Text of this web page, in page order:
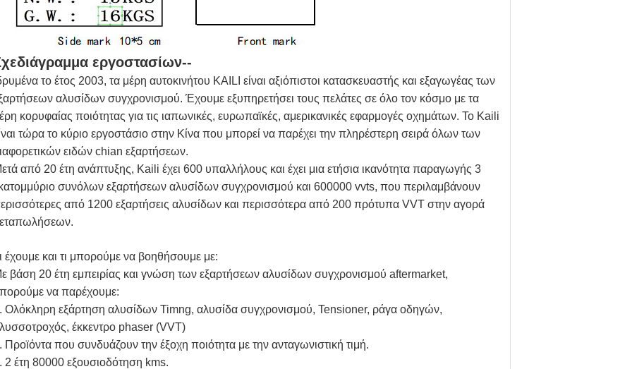
εργοστασίων--
το έτος 2003, τα μέρη αυτοκινήτου KAILI είναι αξιόπιστοι κατασκευαστής και εξαγωγέας των
αλυσίδων συγχρονισμού. Έχουμε εξυπηρετήσει τους πελάτες σε όλο τον κόσμο με τα
κορυφαίας ποιότητας για τις ιαπωνικές, ευρωπαϊκές, αμερικανικές εφαρμογές οχημάτων. Το Kaili
τώρα το κύριο εργοστάσιο στην Κίνα που μπορεί να παρέχει την πληρέστερη σειρά όλων των
ειδών chian εξαρτήσεων.
από 20 έτη ανάπτυξης, Kaili έχει 600 υπαλλήλους και έχει μια ετήσια ικανότητα παραγωγής 3
συνόλων εξαρτήσεων αλυσίδων συγχρονισμού και 600000 vvts, που περιλαμβάνουν
από 1200 εξαρτήσεις αλυσίδων και περισσότερα από 200 πρότυπα VVT στην αγορά
έχουμε και τι μπορούμε να βοηθήσουμε με:
βάση 20 έτη εμπειρίας και γνώση των εξαρτήσεων αλυσίδων συγχρονισμού aftermarket,
να παρέχουμε:
Ολόκληρη εξάρτηση αλυσίδων Timng, αλυσίδα συγχρονισμού, Tensioner, ράγα οδηγών,
έκκεντρο phaser (VVT)
Προϊόντα που συνδυάζουν την έξοχη ποιότητα με την ανταγωνιστική τιμή.
2 έτη 80000 εξουσιοδότηση kms.